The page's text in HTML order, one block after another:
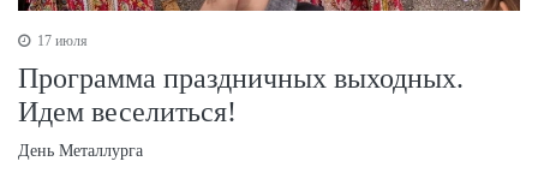
17 июля
Программа праздничных выходных.
Идем веселиться!
День Металлурга